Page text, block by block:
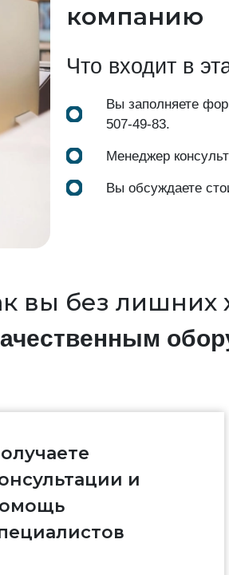
компанию
Что входит в
Вы заполняете
507-49-83.
Менеджер
Вы обсуждаете
вы без лишних
и